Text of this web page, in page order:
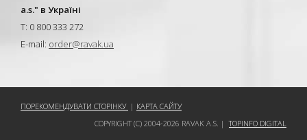
a.s." в Україні
T: 0 800 333 272
E-mail: order@ravak.ua
ПОРЕКОМЕНДУВАТИ СТОРІНКУ | КАРТА САЙТУ
COPYRIGHT (C) 2004-2026 RAVAK A.S. |TOPINFO DIGITAL